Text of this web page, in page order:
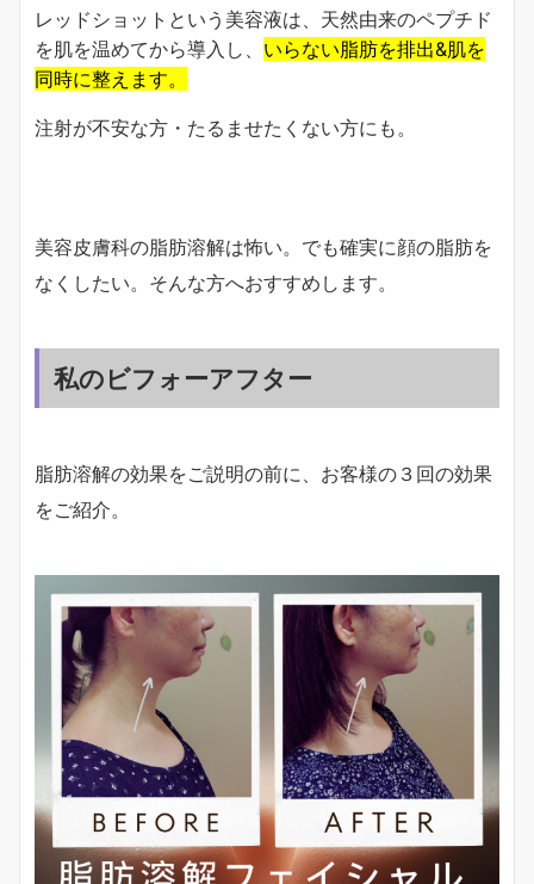
レッドショットという美容液は、天然由来のペプチド
を肌を温めてから導入し、 いらない脂肪を排出&肌を
同時に整えます。
注射が不安な方・たるませたくない方にも。
美容皮膚科の脂肪溶解は怖い。でも確実に顔の脂肪を
なくしたい。そんな方へおすすめします。
私のビフォーアフター
脂肪溶解の効果をご説明の前に、お客様の３回の効果
をご紹介。